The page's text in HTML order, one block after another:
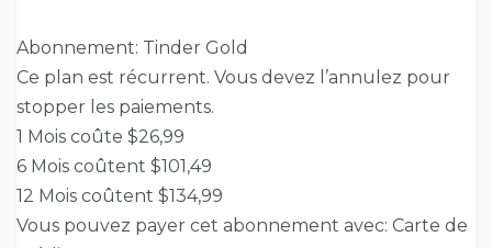
Abonnement: Tinder Gold
Ce plan est récurrent. Vous devez l’annulez pour
stopper les paiements.
1 Mois coûte $26,99
6 Mois coûtent $101,49
12 Mois coûtent $134,99
Vous pouvez payer cet abonnement avec: Carte de